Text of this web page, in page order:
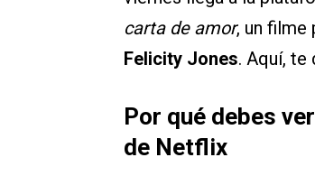
carta de amor, un filme
Felicity Jones. Aquí, te
Por qué debes
de Netflix